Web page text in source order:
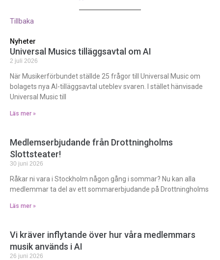
Tillbaka
Nyheter
Universal Musics tilläggsavtal om AI
2 juli 2026
När Musikerförbundet ställde 25 frågor till Universal Music om
bolagets nya AI-tilläggsavtal uteblev svaren. I stället hänvisade
Universal Music till
Läs mer »
Medlemserbjudande från Drottningholms
Slottsteater!
30 juni 2026
Råkar ni vara i Stockholm någon gång i sommar? Nu kan alla
medlemmar ta del av ett sommarerbjudande på Drottningholms
Läs mer »
Vi kräver inflytande över hur våra medlemmars
musik används i AI
26 juni 2026